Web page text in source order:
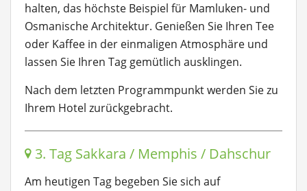
halten, das höchste Beispiel für Mamluken- und
Osmanische Architektur. Genießen Sie Ihren Tee
oder Kaffee in der einmaligen Atmosphäre und
lassen Sie Ihren Tag gemütlich ausklingen.
Nach dem letzten Programmpunkt werden Sie zu
Ihrem Hotel zurückgebracht.
3. Tag Sakkara / Memphis / Dahschur
Am heutigen Tag begeben Sie sich auf